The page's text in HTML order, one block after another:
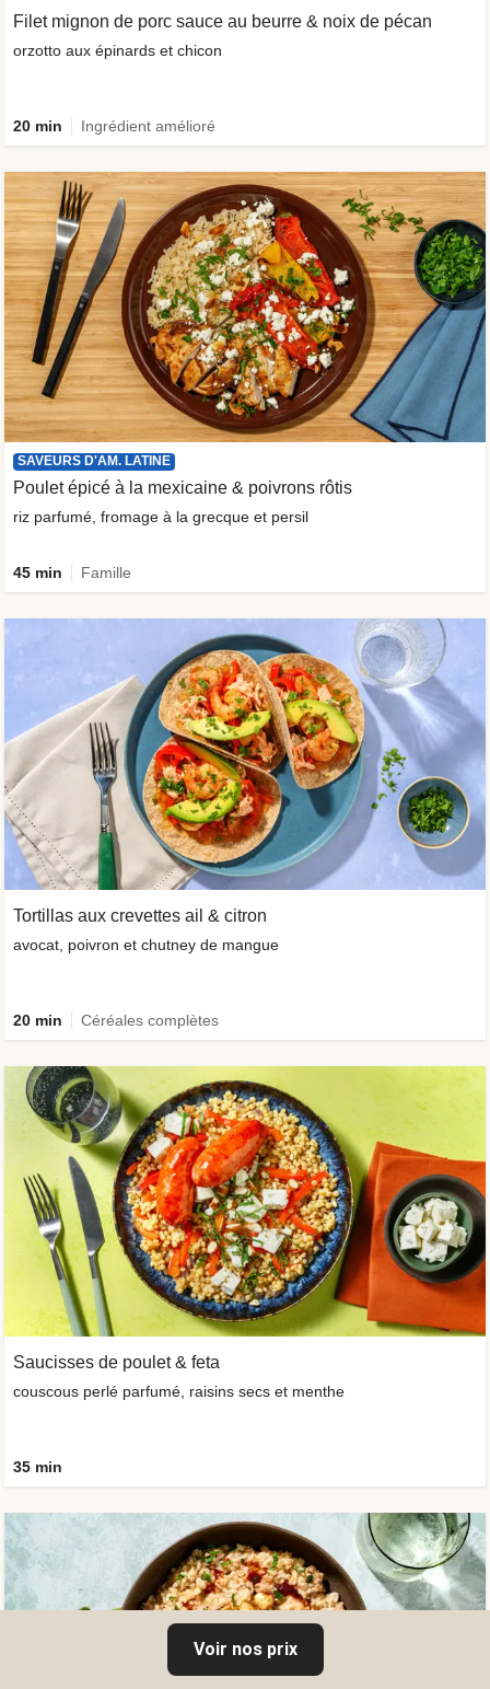
Filet mignon de porc sauce au beurre & noix de pécan
orzotto aux épinards et chicon
20 min Ingrédient amélioré
SAVEURS D'AM. LATINE
Poulet épicé à la mexicaine & poivrons rôtis
riz parfumé, fromage à la grecque et persil
45 min Famille
Tortillas aux crevettes ail & citron
avocat, poivron et chutney de mangue
20 min Céréales complètes
Saucisses de poulet & feta
couscous perlé parfumé, raisins secs et menthe
35 min
Voir nos prix